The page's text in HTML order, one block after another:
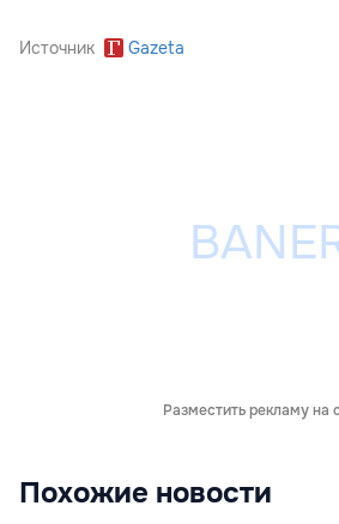
Источник Gazeta
Разместить рекламу на
Похожие новости